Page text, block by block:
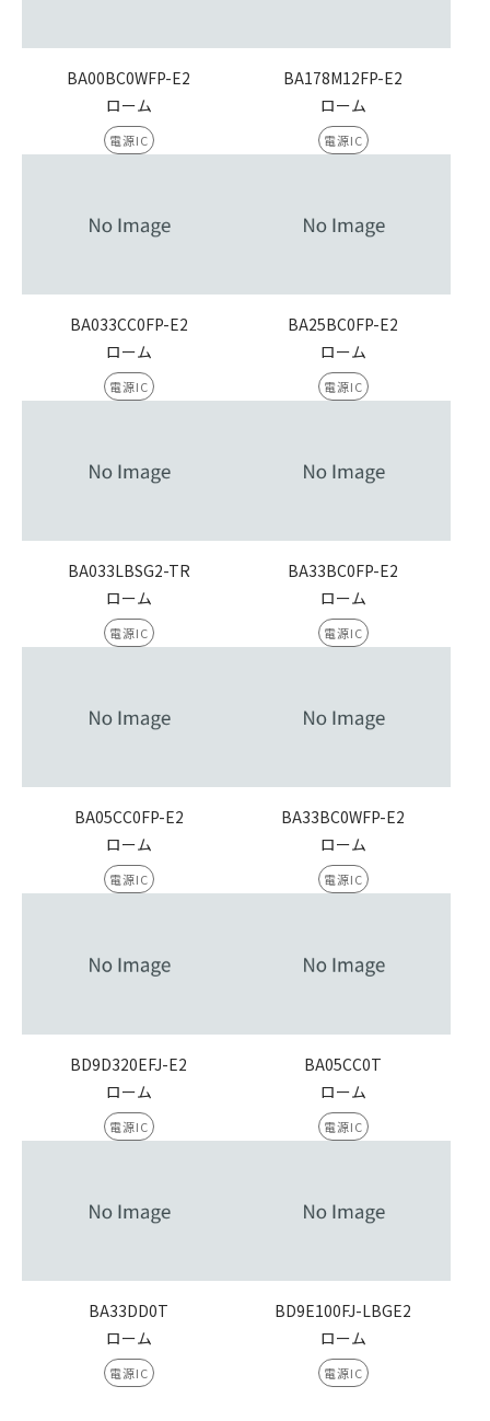
BA00BC0WFP-E2
ローム
電源IC
BA178M12FP-E2
ローム
電源IC
BA033CC0FP-E2
ローム
電源IC
BA25BC0FP-E2
ローム
電源IC
BA033LBSG2-TR
ローム
電源IC
BA33BC0FP-E2
ローム
電源IC
BA05CC0FP-E2
ローム
電源IC
BA33BC0WFP-E2
ローム
電源IC
BD9D320EFJ-E2
ローム
電源IC
BA05CC0T
ローム
電源IC
BA33DD0T
ローム
電源IC
BD9E100FJ-LBGE2
ローム
電源IC